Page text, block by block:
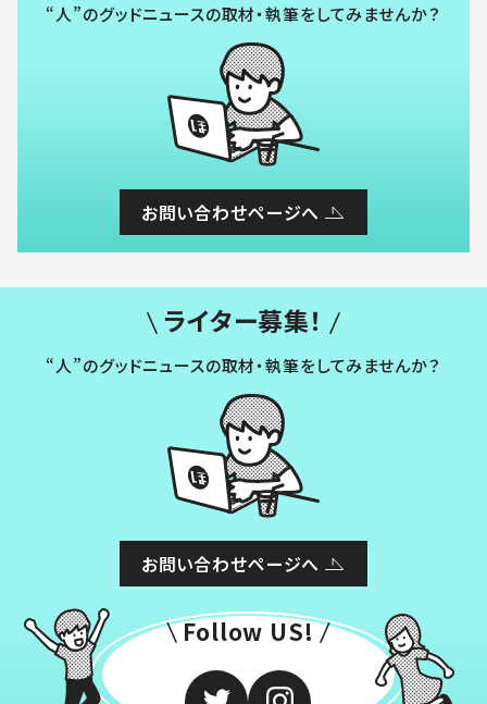
“人”のグッドニュースの取材・執筆をしてみませんか？
お問い合わせページへ
ライター募集！
“人”のグッドニュースの取材・執筆をしてみませんか？
お問い合わせページへ
Follow US!